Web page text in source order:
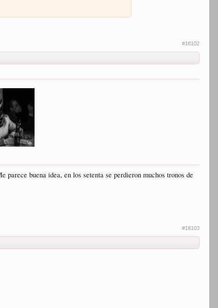
#18102
buena idea, en los setenta se perdieron muchos tronos de
#18103